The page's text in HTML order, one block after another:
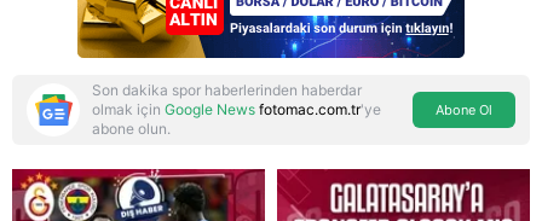
Son dakika spor haberlerinden haberdar
olmak için Google News fotomac.com.tr'ye
abone olun.
Abone Ol